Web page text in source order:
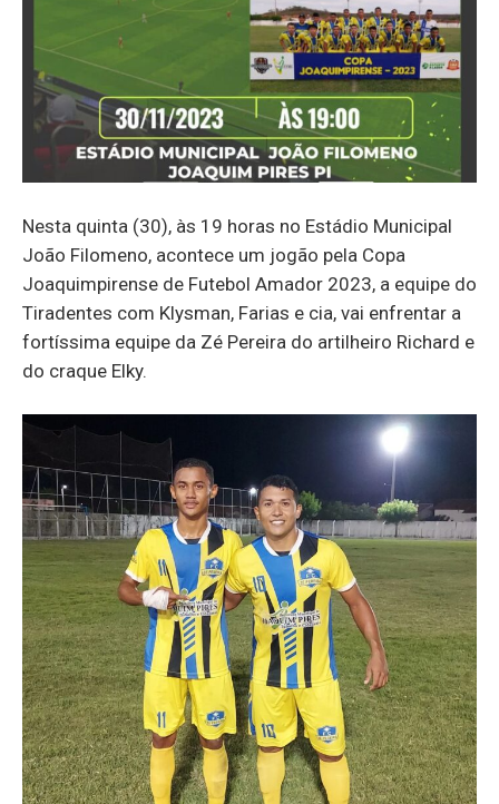
Nesta quinta (30), às 19 horas no Estádio Municipal
João Filomeno, acontece um jogão pela Copa
Joaquimpirense de Futebol Amador 2023, a equipe do
Tiradentes com Klysman, Farias e cia, vai enfrentar a
fortíssima equipe da Zé Pereira do artilheiro Richard e
do craque Elky.